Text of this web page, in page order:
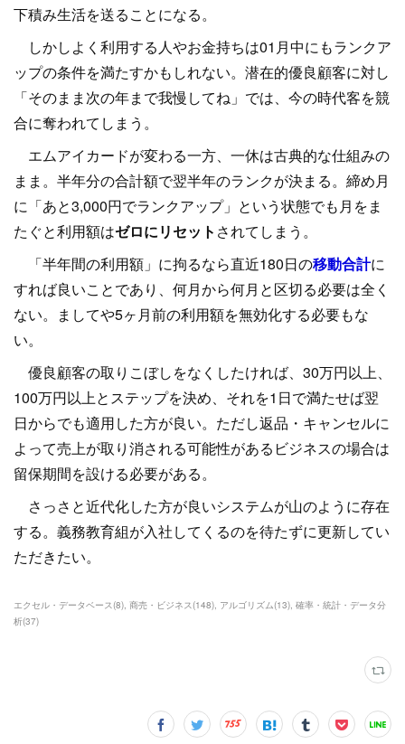
下積み生活を送ることになる。
しかしよく利用する人やお金持ちは01月中にもランクア
ップの条件を満たすかもしれない。潜在的優良顧客に対し
「そのまま次の年まで我慢してね」では、今の時代客を競
合に奪われてしまう。
エムアイカードが変わる一方、一休は古典的な仕組みの
まま。半年分の合計額で翌半年のランクが決まる。締め月
に「あと3,000円でランクアップ」という状態でも月をま
たぐと利用額はゼロにリセット されてしまう。
「半年間の利用額」に拘るなら直近180日の移動合計に
すれば良いことであり、何月から何月と区切る必要は全く
ない。ましてや5ヶ月前の利用額を無効化する必要もな
い。
優良顧客の取りこぼしをなくしたければ、30万円以上、
100万円以上とステップを決め、それを1日で満たせば翌
日からでも適用した方が良い。ただし返品・キャンセルに
よって売上が取り消される可能性があるビジネスの場合は
留保期間を設ける必要がある。
さっさと近代化した方が良いシステムが山のように存在
する。義務教育組が入社してくるのを待たずに更新してい
ただきたい。
エクセル・データベース(8) 商売・ビジネス(148) アルゴリズム(13) 確率・統計・データ分
析(37)